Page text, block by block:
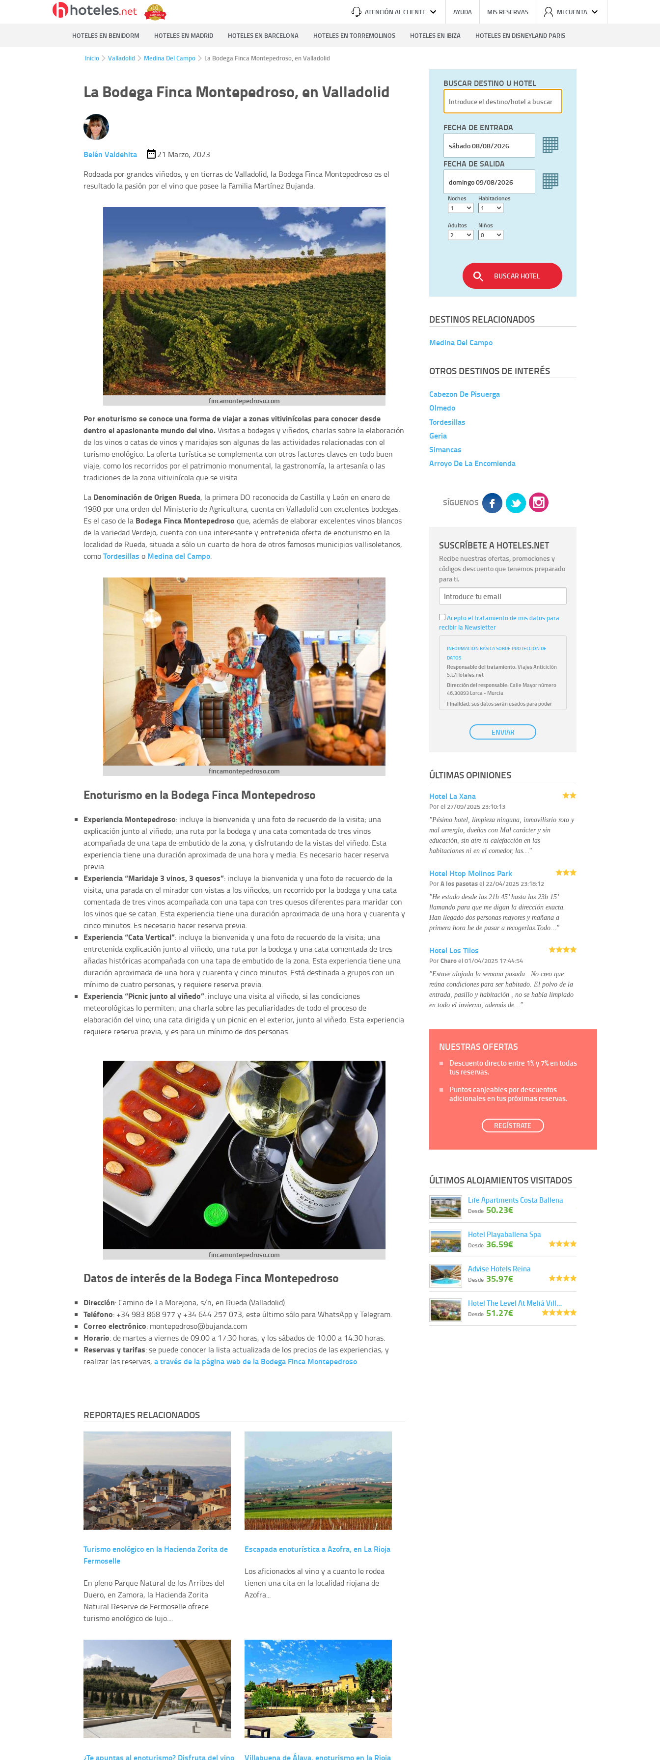
ATENCIÓN AL CLIENTE AYUDA MIS RESERVAS MI CUENTA
HOTELES EN BENIDORM HOTELES EN MADRID HOTELES EN BARCELONA HOTELES EN TORREMOLINOS HOTELES EN IBIZA HOTELES EN DISNEYLAND PARIS
Inicio Valladolid Medina Del Campo La Bodega Finca Montepedroso, en Valladolid
La Bodega Finca Montepedroso, en Valladolid
Belén Valdehita
21 Marzo, 2023
Rodeada por grandes viñedos, y en tierras de Valladolid, la Bodega Finca Montepedroso es el
resultado la pasión por el vino que posee la Familia Martínez Bujanda.
fincamontepedroso.com
Por enoturismo se conoce una forma de viajar a zonas vitivinícolas para conocer desde
dentro el apasionante mundo del vino.Visitas a bodegas y viñedos, charlas sobre la elaboración
de los vinos o catas de vinos y maridajes son algunas de las actividades relacionadas con el
turismo enológico. La oferta turística se complementa con otros factores claves en todo buen
viaje, como los recorridos por el patrimonio monumental, la gastronomía, la artesanía o las
tradiciones de la zona vitivinícola que se visita.
La Denominación de Origen Rueda, la primera DO reconocida de Castilla y León en enero de
1980 por una orden del Ministerio de Agricultura, cuenta en Valladolid con excelentes bodegas.
Es el caso de la Bodega Finca Montepedroso que, además de elaborar excelentes vinos blancos
de la variedad Verdejo, cuenta con una interesante y entretenida oferta de enoturismo en la
localidad de Rueda, situada a sólo un cuarto de hora de otros famosos municipios vallisoletanos,
comoTordesillas o Medina del Campo.
fincamontepedroso.com
Enoturismo en la Bodega Finca Montepedroso
Experiencia Montepedroso: incluye la bienvenida y una foto de recuerdo de la visita; una
explicación junto al viñedo; una ruta por la bodega y una cata comentada de tres vinos
acompañada de una tapa de embutido de la zona, y disfrutando de la vistas del viñedo. Esta
experiencia tiene una duración aproximada de una hora y media. Es necesario hacer reserva
previa.
Experiencia “Maridaje 3 vinos, 3 quesos”: incluye la bienvenida y una foto de recuerdo de la
visita; una parada en el mirador con vistas a los viñedos; un recorrido por la bodega y una cata
comentada de tres vinos acompañada con una tapa con tres quesos diferentes para maridar con
los vinos que se catan. Esta experiencia tiene una duración aproximada de una hora y cuarenta y
cinco minutos. Es necesario hacer reserva previa.
Experiencia “Cata Vertical”: incluye la bienvenida y una foto de recuerdo de la visita; una
entretenida explicación junto al viñedo; una ruta por la bodega y una cata comentada de tres
añadas históricas acompañada con una tapa de embutido de la zona. Esta experiencia tiene una
duración aproximada de una hora y cuarenta y cinco minutos. Está destinada a grupos con un
mínimo de cuatro personas, y requiere reserva previa.
Experiencia “Picnic junto al viñedo”: incluye una visita al viñedo, si las condiciones
meteorológicas lo permiten; una charla sobre las peculiaridades de todo el proceso de
elaboración del vino; una cata dirigida y un picnic en el exterior, junto al viñedo. Esta experiencia
requiere reserva previa, y es para un mínimo de dos personas.
fincamontepedroso.com
Datos de interés de la Bodega Finca Montepedroso
Dirección: Camino de La Morejona, s/n, en Rueda (Valladolid)
Teléfono: +34 983 868 977 y +34 644 257 073, este último sólo para WhatsApp y Telegram.
Correo electrónico: montepedroso@bujanda.com
Horario: de martes a viernes de 09:00 a 17:30 horas, y los sábados de 10:00 a 14:30 horas.
Reservas y tarifas: se puede conocer la lista actualizada de los precios de las experiencias, y
realizar las reservas, a través de la página web de la Bodega Finca Montepedroso.
REPORTAJES RELACIONADOS
Turismo enológico en la Hacienda Zorita de
Fermoselle
En pleno Parque Natural de los Arribes del
Duero, en Zamora, la Hacienda Zorita
Natural Reserve de Fermoselle ofrece
turismo enológico de lujo....
Escapada enoturística a Azofra, en La Rioja
Los aficionados al vino y a cuanto le rodea
tienen una cita en la localidad riojana de
Azofra...
¿Te apuntas al enoturismo? Disfruta del vino Villabuena de Álava, enoturismo en la Rioja
BUSCAR DESTINO U HOTEL
FECHA DE ENTRADA
FECHA DE SALIDA
Noches Habitaciones
Adultos Niños
BUSCAR HOTEL
DESTINOS RELACIONADOS
Medina Del Campo
OTROS DESTINOS DE INTERÉS
Cabezon De Pisuerga
Olmedo
Tordesillas
Geria
Simancas
Arroyo De La Encomienda
SÍGUENOS
SUSCRÍBETE A HOTELES.NET
Recibe nuestras ofertas, promociones y
códigos descuento que tenemos preparado
para ti.
Acepto el tratamiento de mis datos para
recibir la Newsletter
INFORMACIÓN BÁSICA SOBRE PROTECCIÓN DE
DATOS
Responsable del tratamiento:Viajes Anticiclón
S.L/Hoteles.net
Dirección del responsable:Calle Mayor número
46,30893 Lorca - Murcia
Finalidad:sus datos serán usados para poder
atender sus solicitudes y prestarle nuestros
Publicidad: solo le enviaremos publicidad con su
autorización previa, que podrá facilitarnos
con su consentimiento previo, que podrá
facilitarnos mediante la casilla correspondiente
Destinatarios:
personal de nuestra entidad que esté
conocimiento de la información que le pedimos.
No se comunicarán datos a terceros.
Derechos: tiene derecho a saber qué
información tenemos sobre usted, corregirla y
eliminarla, tal y como se explica en la
página web.
Información complementaria:Puede consultar
tratamos sus datos en lapolítica de privacidad
ENVIAR
ÚLTIMAS OPINIONES
Hotel La Xana
Porel 27/09/2025 23:10:13
"Pésimo hotel, limpieza ninguna, inmovilisrio roto y
mal arrerglo, dueñas con Mal carácter y sin
educación, sin aire ni calefacción en las
habitaciones ni en el comedor, las…"
Hotel Htop Molinos Park
PorA los pasotasel 22/04/2025 23:18:12
"He estado desde las 21h 45’ hasta las 23h 15’
llamando para que me digan la dirección exacta.
Han llegado dos personas mayores y mañana a
primera hora he de pasar a recogerlas.Todo…"
Hotel Los Tilos
PorCharoel 01/04/2025 17:44:54
"Estuve alojada la semana pasada...No creo que
reúna condiciones para ser habitado. El polvo de la
entrada, pasillo y habitación , no se había limpiado
en todo el invierno, además de…"
NUESTRAS OFERTAS
Descuento directo entre 1%y7%en todas
tus reservas.
Puntos canjeables por descuentos
adicionales en tus próximas reservas.
REGÍSTRATE
ÚLTIMOS ALOJAMIENTOS VISITADOS
Life Apartments Costa Ballena
Desde 50.23€
Hotel Playaballena Spa
Desde 36.59€
Advise Hotels Reina
Desde 35.97€
Hotel The Level At Meliá Vill…
Desde 51.27€